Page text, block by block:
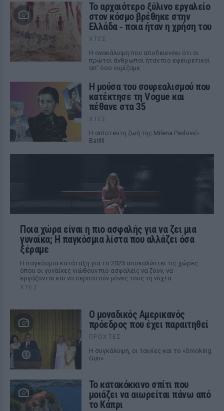
Το αρχαιότερο ξύλινο εργαλείο
στον κόσμο βρέθηκε στην
Ελλάδα ‑ ποια ήταν η χρήση του
ΧΤΕΣ
Η ανακάλυψη που αποδεικνύει ότι οι
πρώτοι άνθρωποι ήταν πιο εφευρετικοί
απ’ όσο νομίζαμε
Η μούσα του σουρεαλισμού που
κατέκτησε τη Vogue και
πέθανε στα 35
ΧΤΕΣ
Η απίστευτη ζωή της Milena Pavlović-
Barilli
Ποια χώρα είναι η πιο ασφαλής για να ζει μια
γυναίκα; Η παγκόσμια λίστα που αλλάζει όσα
ξέραμε
Η παγκόσμια κατάταξη για το 2025 αποκαλύπτει τις χώρες
όπου οι γυναίκες νιώθουν πιο ασφαλείς να ζουν, να
εργάζονται και να περπατούν μόνες τους τη νύχτα
ΧΤΕΣ
Ο μοναδικός Αμερικανός
πρόεδρος που έχει παραιτηθεί
ΠΡΟΧΤΈΣ
Η συγκάλυψη, οι ταινίες και το «Smoking
Gun»
Το κατακόκκινο σπίτι που
μοιάζει να αιωρείται πάνω από
το Κάπρι